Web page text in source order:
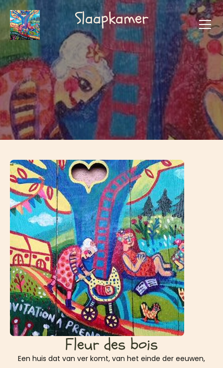
Slaapkamer
Fleur des bois
Een huis dat van ver komt, van het einde der eeuwen,